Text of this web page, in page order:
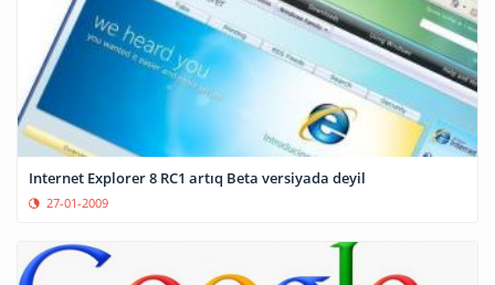
Internet Explorer 8 RC1 artıq Beta versiyada deyil
27-01-2009